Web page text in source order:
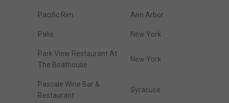
Pacific Rim Ann Arbor
Palio New York
Park View Restaurant At
The Boathouse
New York
Pascale Wine Bar &
Restaurant
Syracuse